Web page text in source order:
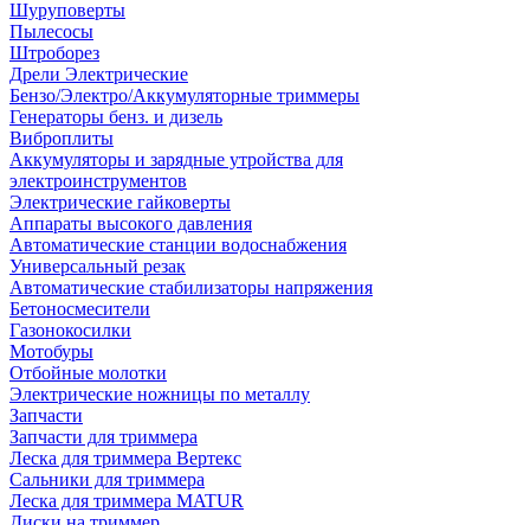
Шуруповерты
Пылесосы
Штроборез
Дрели Электрические
Бензо/Электро/Аккумуляторные триммеры
Генераторы бенз. и дизель
Виброплиты
Аккумуляторы и зарядные утройства для
электроинструментов
Электрические гайковерты
Аппараты высокого давления
Автоматические станции водоснабжения
Универсальный резак
Автоматические стабилизаторы напряжения
Бетоносмесители
Газонокосилки
Мотобуры
Отбойные молотки
Электрические ножницы по металлу
Запчасти
Запчасти для триммера
Леска для триммера Вертекс
Сальники для триммера
Леска для триммера MATUR